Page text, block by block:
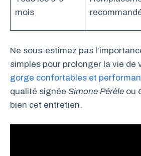
mois
Ne sous-estimez pas
simples pour prolonger la vie de
gorge confortables et
qualité signée Simone Pérèle ou
bien cet entretien.